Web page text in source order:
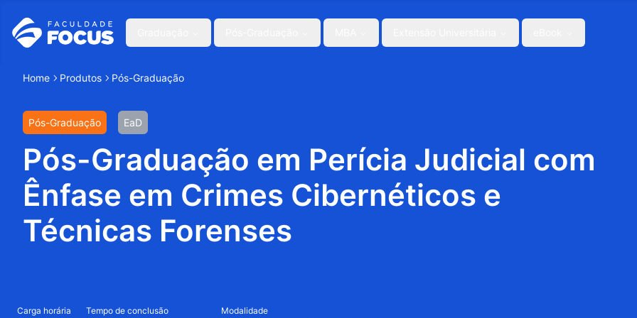
Home Produtos Pós-Graduação
Pós-Graduação EaD
Pós-Graduação em Perícia Judicial com
Ênfase em Crimes Cibernéticos e
Técnicas Forenses
Carga horária Tempo de conclusão Modalidade